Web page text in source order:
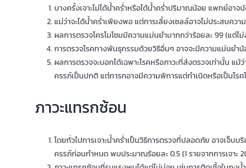
บางครั้งเจาะไม่ได้น้ำคร่ำหรือได้น้ำคร่ำปริมาณน้อย แพทย์อาจ
แม่ว่าจะได้น้ำคร่ำเพียงพอ แต่การเลี้ยงเซลล์อาจไม่ประสบควา
ผลการตรวจโครโมโซมมีความแม่นยำมากกว่าร้อยละ 99 (แต่
การตรวจโรคทางพันธุกรรมด้วยวิธีอื่นๆ อาจจะมีความแม่นยำน้
ผลการตรวจจะบอกได้เฉพาะโรคหรือภาวะที่ส่งตรวจเท่านั้น แ
ครรภ์เป็นปกติ แต่ทารกอาจมีความพิการแต่กำเนิดหรือเป็นโร
ภาวะแทรกซ้อน
โดยทั่วไปการเจาะน้ำคร่ำเป็นวิธีการตรวจที่ปลอดภัย อาจเจ็
ครรภ์ก่อนกำหนด พบประมาณร้อยละ 0.5 (1 รายจากการเจาะ